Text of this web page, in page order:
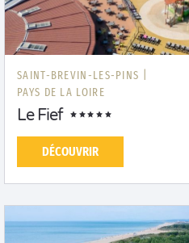
SAINT-BREVIN-LES-PINS |
PAYS DE LA LOIRE
Le Fief
DÉCOUVRIR